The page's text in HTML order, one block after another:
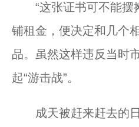
“这张证书可不能摆摊
铺租金，便决定和几个
品。虽然这样违反当时
起“游击战”。
成天被赶来赶去的日